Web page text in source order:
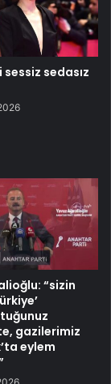
sessiz sedasız
“sizin
gazilerimiz
eylem